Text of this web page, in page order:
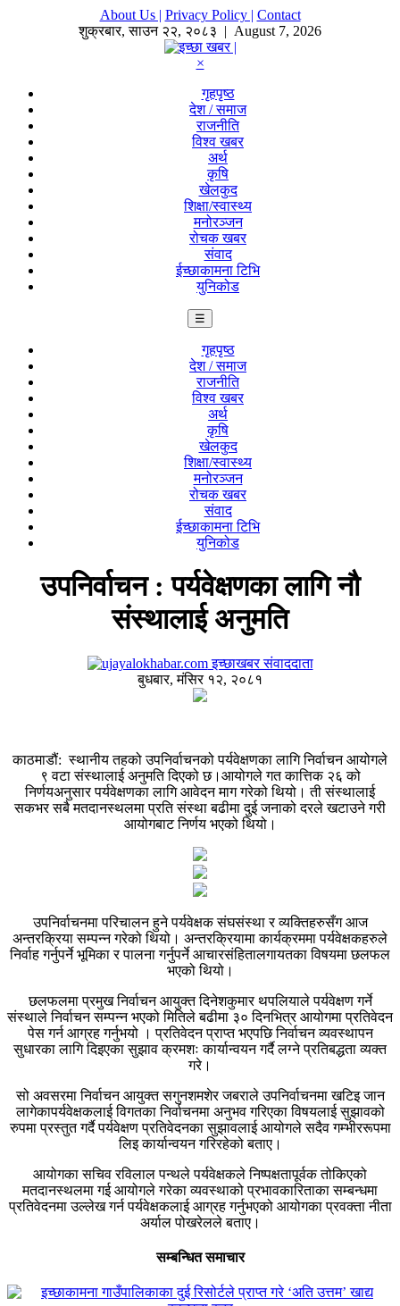
About Us | Privacy Policy | Contact
शुक्रबार,साउन २२, २०८३ | August 7, 2026
×
गृहपृष्ठ
देश / समाज
राजनीति
विश्व खबर
अर्थ
कृषि
खेलकुद
शिक्षा/स्वास्थ्य
मनोरञ्जन
रोचक खबर
संवाद
ईच्छाकामना टिभि
युनिकोड
☰
गृहपृष्ठ
देश / समाज
राजनीति
विश्व खबर
अर्थ
कृषि
खेलकुद
शिक्षा/स्वास्थ्य
मनोरञ्जन
रोचक खबर
संवाद
ईच्छाकामना टिभि
युनिकोड
उपनिर्वाचन : पर्यवेक्षणका लागि नौ
संस्थालाई अनुमति
इच्छाखबर संवाददाता
बुधबार, मंसिर १२, २०८१
काठमाडौं: स्थानीय तहको उपनिर्वाचनको पर्यवेक्षणका लागि निर्वाचन आयोगले
९ वटा संस्थालाई अनुमति दिएको छ।आयोगले गत कात्तिक २६ को
निर्णयअनुसार पर्यवेक्षणका लागि आवेदन माग गरेको थियो। ती संस्थालाई
सकभर सबै मतदानस्थलमा प्रति संस्था बढीमा दुई जनाको दरले खटाउने गरी
आयोगबाट निर्णय भएको थियो।
उपनिर्वाचनमा परिचालन हुने पर्यवेक्षक संघसंस्था र व्यक्तिहरुसँग आज
अन्तरक्रिया सम्पन्न गरेको थियो। अन्तरक्रियामा कार्यक्रममा पर्यवेक्षकहरुले
निर्वाह गर्नुपर्ने भूमिका र पालना गर्नुपर्ने आचारसंहितालगायतका विषयमा छलफल
भएको थियो।
छलफलमा प्रमुख निर्वाचन आयुक्त दिनेशकुमार थपलियाले पर्यवेक्षण गर्ने
संस्थाले निर्वाचन सम्पन्न भएको मितिले बढीमा ३० दिनभित्र आयोगमा प्रतिवेदन
पेस गर्न आग्रह गर्नुभयो । प्रतिवेदन प्राप्त भएपछि निर्वाचन व्यवस्थापन
सुधारका लागि दिइएका सुझाव क्रमशः कार्यान्वयन गर्दै लग्ने प्रतिबद्धता व्यक्त
गरे।
सो अवसरमा निर्वाचन आयुक्त सगुनशमशेर जबराले उपनिर्वाचनमा खटिइ जान
लागेकापर्यवेक्षकलाई विगतका निर्वाचनमा अनुभव गरिएका विषयलाई सुझावको
रुपमा प्रस्तुत गर्दै पर्यवेक्षण प्रतिवेदनका सुझावलाई आयोगले सदैव गम्भीररूपमा
लिइ कार्यान्वयन गरिरहेको बताए।
आयोगका सचिव रविलाल पन्थले पर्यवेक्षकले निष्पक्षतापूर्वक तोकिएको
मतदानस्थलमा गई आयोगले गरेका व्यवस्थाको प्रभावकारिताका सम्बन्धमा
प्रतिवेदनमा उल्लेख गर्न पर्यवेक्षकलाई आग्रह गर्नुभएको आयोगका प्रवक्ता नीता
अर्याल पोखरेलले बताए।
सम्बन्धित समाचार